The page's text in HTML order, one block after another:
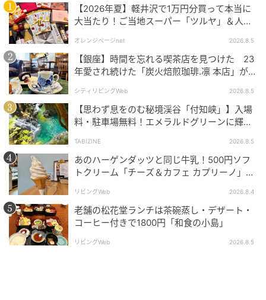
ターは、⽔産物に対する国民の理解を深め、水産物の
イメージ向上をはかり、魚食普及の促進と消費拡大を
目的として料理コンクール等を実施している。
この機会に、第27回シーフード料理コンクールに応募
してみては。
第27回シーフード料理コンクール公式サイト：
https://www.pride-fish.jp/seafood_concours シーフー
ドセンター公式サイト：https://www.pride-
fish.jp/seafood-center
(熊田明日良)
元記事で読む
次の記事
【2026年夏】軽井沢で1万円分買って本当に
大当たり！ご当地スーパー「ツルヤ」＆人気
オレンジページnet 2026.8.5
【銀座】時間を忘れる喫茶店を見つけた 23
年愛され続けた「炭火焙煎珈琲.凛 本店」がも
シティリビングWeb 2026.8.5
【思わず息をのむ秘境渓谷「付知峡」】入場
料・駐車場無料！エメラルドグリーンに輝く
TABIZINE 2026.8.5
あのハーゲンダッツと同じ牛乳！500円ソフ
トクリーム「チーズ＆カフェ カプリーノ」
リビングWeb 2026.8.4
老舗の松花堂ランチは茶碗蒸し・デザート・
コーヒー付きで1800円「和食の小島」
リビングWeb 2026.8.5